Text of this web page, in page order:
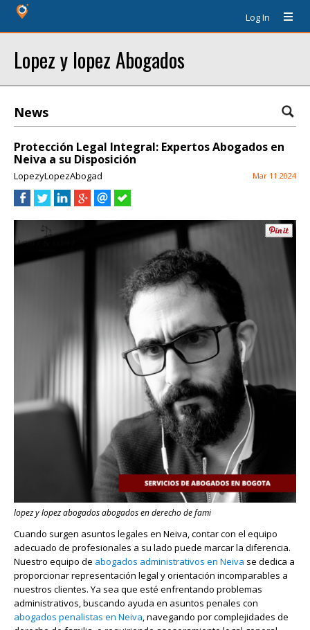
Log In
Lopez y lopez Abogados
News
Protección Legal Integral: Expertos Abogados en
Neiva a su Disposición
LopezyLopezAbogad Mar 11 2024
lopez y lopez abogados abogados en derecho de fami
Cuando surgen asuntos legales en Neiva, contar con el equipo
adecuado de profesionales a su lado puede marcar la diferencia.
Nuestro equipo de abogados administrativos en Neiva se dedica a
proporcionar representación legal y orientación incomparables a
nuestros clientes. Ya sea que esté enfrentando problemas
administrativos, buscando ayuda en asuntos penales con
abogados penalistas en Neiva, navegando por complejidades de